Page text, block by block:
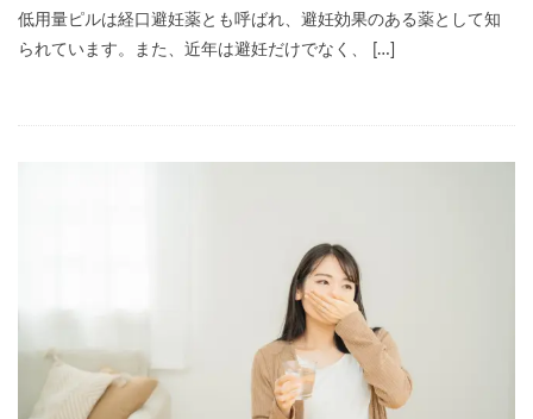
低用量ピルは経口避妊薬とも呼ばれ、避妊効果のある薬として知
られています。また、近年は避妊だけでなく、 […]